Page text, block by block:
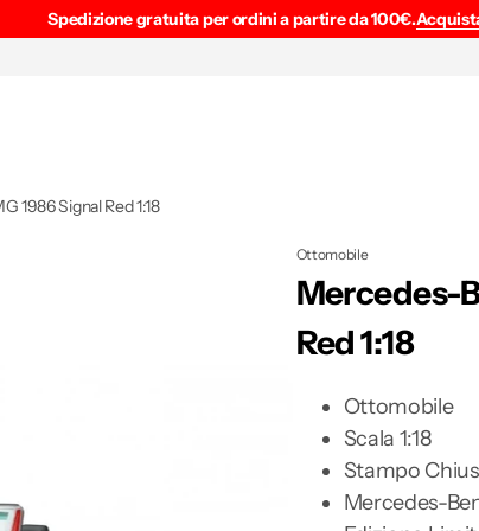
Spedizione gratuita per ordini a partire da 100€.
1986 Signal Red 1:18
Ottomobile
Mercedes-
Red 1:18
Ottomobile
Scala 1:18
Stampo
Mercedes-